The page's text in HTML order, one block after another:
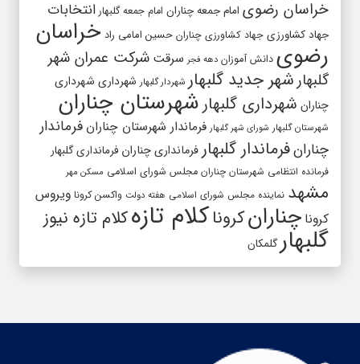
خراسان رضوی امام جمعه چناران امام جمعه گلبهار انتخابات
جهاد کشاورزی جهاد کشاورزی چناران حسین امامی راد خراسان
رضوی دانش آموزان دهه فجر سرقت شرکت عمران شهر
گلبهارشهر جدید گلبهار شهردار گلبهار شهرداری شهرداری
چناران شهرداری گلبهار شهرستان چناران
شهرستان گلبهار شورای شهر گلبهار فرماندار شهرستان چناران فرماندار
چنارانفرماندار گلبهار فرمانداری چناران فرمانداری گلبهار
فرمانده انتظامی شهرستان چناران مجلس شورای اسلامی مسکن مهر
مشهد نماینده مجلس شورای اسلامی هفته دولت واکسن کرونا ویروس
کرونا چنارانکروناکلام تازهکلام تازه نیوز
گلبهارگلمکان